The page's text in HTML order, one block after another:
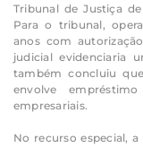
Tribunal de Justiça
Para o tribunal,
anos com
judicial evidenciaria
também concluiu
envolve
empresariais.
No recurso especial,